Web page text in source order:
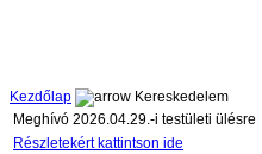
Kezdőlap
Kereskedelem
Meghívó 2026.04.29.-i testületi ülésre
Részletekért kattintson ide